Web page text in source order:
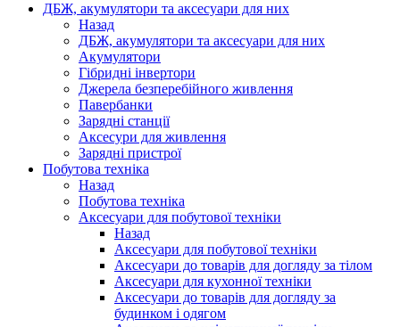
ДБЖ, акумулятори та аксесуари для них
Назад
ДБЖ, акумулятори та аксесуари для них
Акумулятори
Гібридні інвертори
Джерела безперебійного живлення
Павербанки
Зарядні станції
Аксесури для живлення
Зарядні пристрої
Побутова техніка
Назад
Побутова техніка
Аксесуари для побутової техніки
Назад
Аксесуари для побутової техніки
Аксесуари до товарів для догляду за тілом
Аксесуари для кухонної техніки
Аксесуари до товарів для догляду за
будинком і одягом